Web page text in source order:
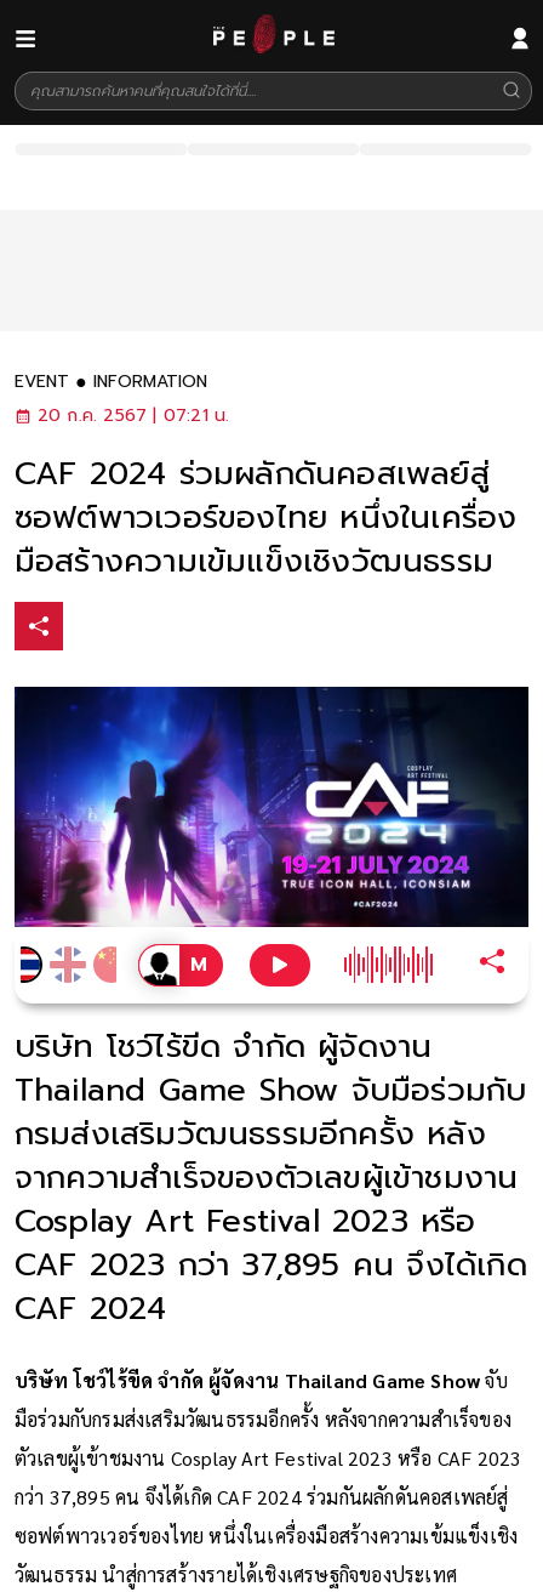
EVENT
INFORMATION
20 ก.ค. 2567 | 07:21 น.
CAF 2024 ร่วมผลักดันคอสเพลย์สู่
ซอฟต์พาวเวอร์ของไทย หนึ่งในเครื่อง
มือสร้างความเข้มแข็งเชิงวัฒนธรรม
บริษัท โชว์ไร้ขีด จำกัด ผู้จัดงาน
Thailand Game Show จับมือร่วมกับ
กรมส่งเสริมวัฒนธรรมอีกครั้ง หลัง
จากความสำเร็จของตัวเลขผู้เข้าชมงาน
Cosplay Art Festival 2023 หรือ
CAF 2023 กว่า 37,895 คน จึงได้เกิด
CAF 2024
บริษัท โชว์ไร้ขีด จำกัด ผู้จัดงาน Thailand Game Showจับ
มือร่วมกับกรมส่งเสริมวัฒนธรรมอีกครั้ง หลังจากความสำเร็จของ
ตัวเลขผู้เข้าชมงาน Cosplay Art Festival 2023 หรือ CAF 2023
กว่า 37,895 คน จึงได้เกิด CAF 2024 ร่วมกันผลักดันคอสเพลย์สู่
ซอฟต์พาวเวอร์ของไทย หนึ่งในเครื่องมือสร้างความเข้มแข็งเชิง
วัฒนธรรม นำสู่การสร้างรายได้เชิงเศรษฐกิจของประเทศ